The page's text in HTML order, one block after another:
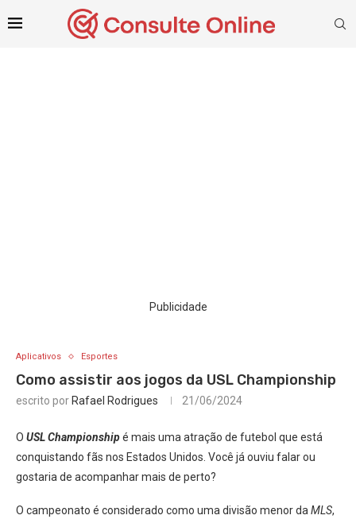
Publicidade
Aplicativos Esportes
Como assistir aos jogos da USL Championship
escrito por Rafael Rodrigues 21/06/2024
O USL Championshipé mais uma atração de futebol que está
conquistando fãs nos Estados Unidos. Você já ouviu falar ou
gostaria de acompanhar mais de perto?
O campeonato é considerado como uma divisão menor da MLS,